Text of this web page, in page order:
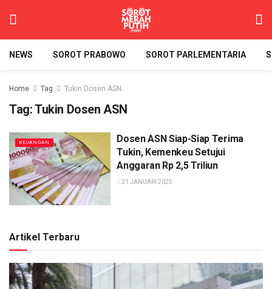
NEWS SOROT PRABOWO SOROT PARLEMENTARIA
Home Tag Tukin Dosen ASN
Tag:Tukin Dosen ASN
KEUANGAN
Dosen ASN Siap-Siap Terima
Tukin, Kemenkeu Setujui
Anggaran Rp 2,5 Triliun
21 JANUARI 2025
Artikel Terbaru